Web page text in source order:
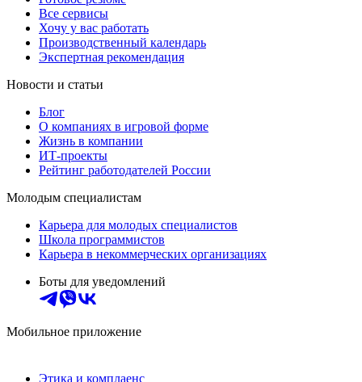
Все сервисы
Хочу у вас работать
Производственный календарь
Экспертная рекомендация
Новости и статьи
Блог
О компаниях в игровой форме
Жизнь в компании
ИТ-проекты
Рейтинг работодателей России
Молодым специалистам
Карьера для молодых специалистов
Школа программистов
Карьера в некоммерческих организациях
Боты для уведомлений
Мобильное приложение
Этика и комплаенс